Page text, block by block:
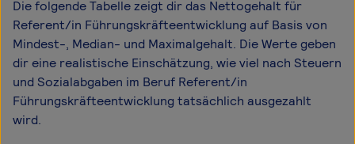
Die folgende Tabelle zeigt dir das Netto­gehalt für
Referent/in Führungskräfteentwicklung auf Basis von
Mindest-, Median- und Maximal­gehalt. Die Werte geben
dir eine realistische Einschätzung, wie viel nach Steuern
und Sozialabgaben im Beruf Referent/in
Führungskräfteentwicklung tatsächlich ausgezahlt
wird.